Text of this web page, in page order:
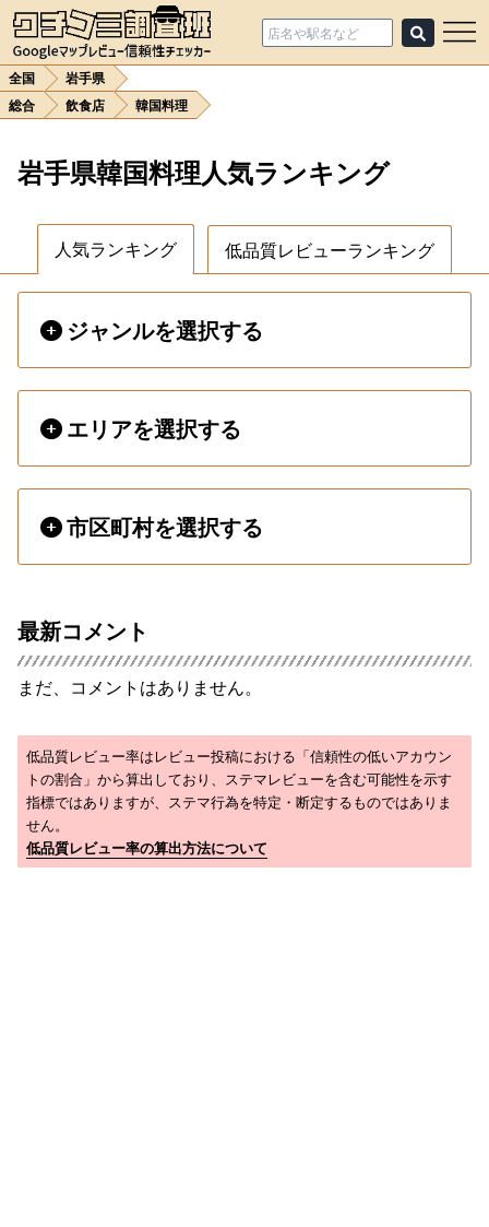
全国
岩手県
総合
飲食店 韓国料理
岩手県韓国料理人気ランキング
人気ランキング 低品質レビューランキング
ジャンルを選択する
エリアを選択する
市区町村を選択する
最新コメント
まだ、コメントはありません。
低品質レビュー率はレビュー投稿における「信頼性の低いアカウン
トの割合」から算出しており、ステマレビューを含む可能性を示す
指標ではありますが、ステマ行為を特定・断定するものではありま
せん。
低品質レビュー率の算出方法について